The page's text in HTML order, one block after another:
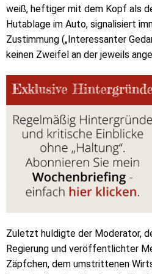
weiß, heftiger mit dem Kopf als
Hutablage im Auto, signalisiert
Zustimmung („Interessanter
keinen Zweifel an der jeweils
Zuletzt huldigte der Moderator,
Regierung und veröffentlichter
Zäpfchen, dem umstrittenen